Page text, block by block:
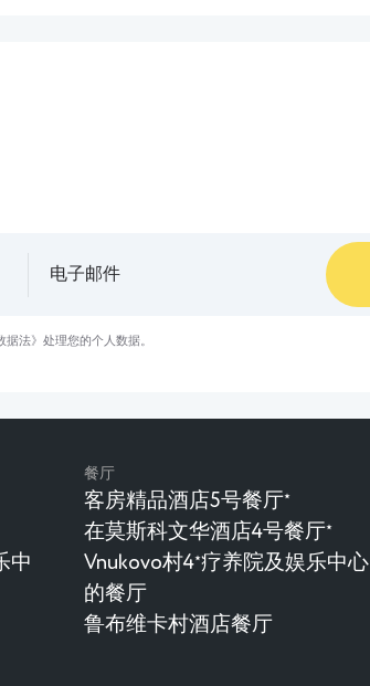
据法》处理您的个人数据。
中
餐厅
客房精品酒店5号餐厅★
在莫斯科文华酒店4号餐厅★
Vnukovo村4★疗养院及娱乐中心
的餐厅
鲁布维卡村酒店餐厅